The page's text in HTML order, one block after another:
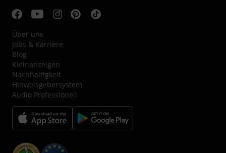
Über uns
Jobs & Karriere
Blog
Kleinanzeigen
Nachhaltigkeit
Hinweisgebersystem
Audio Professionell